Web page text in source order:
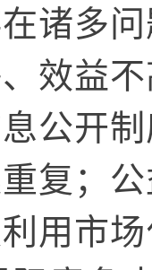
诸多
效益
公开
复；
用市